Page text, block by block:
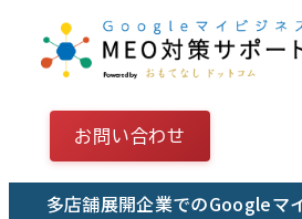
テ
お問い合わせ
多店舗展開企業でのGoogleマ